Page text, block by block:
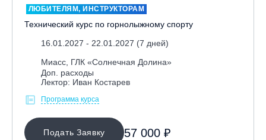
ЛЮБИТЕЛЯМ, ИНСТРУКТОРАМ
Технический курс по горнолыжному спорту
16.01.2027 - 22.01.2027 (7 дней)
Миасс, ГЛК «Солнечная Долина»
Доп. расходы
Лектор: Иван Костарев
Программа курса
Подать Заявку 57 000 ₽